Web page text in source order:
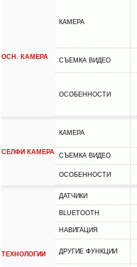
ОСН. КАМЕРА
КАМЕРА
СЪЕМКА ВИДЕО
ОСОБЕННОСТИ
СЕЛФИ КАМЕРА
КАМЕРА
СЪЕМКА ВИДЕО
ОСОБЕННОСТИ
ТЕХНОЛОГИИ
ДАТЧИКИ
BLUETOOTH
НАВИГАЦИЯ
ДРУГИЕ ФУНКЦИИ